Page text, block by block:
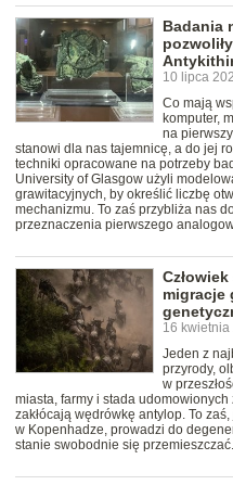
Badania
10 lipca
Co mają
komputer,
na
stanowi dla nas tajemnicę, a do jej
techniki opracowane na potrzeby
University of Glasgow użyli
grawitacyjnych, by określić liczbę
mechanizmu. To zaś przybliża nas
przeznaczenia pierwszego
migracje
16 kwietnia
Jeden z
przyrody,
w
miasta, farmy i stada
zakłócają wędrówkę antylop. To
w Kopenhadze, prowadzi do
stanie swobodnie się przemieszczać.